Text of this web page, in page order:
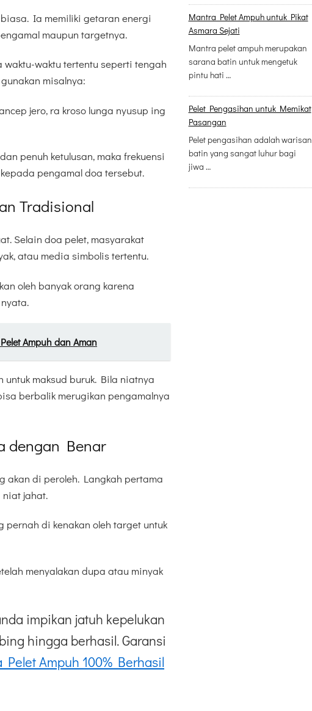
Ia memiliki getaran energi
maupun targetnya.
waktu tertentu seperti tengah
misalnya:
jero, ra kroso lunga nyusup ing
penuh ketulusan, maka frekuensi
pengamal doa tersebut.
Tradisional
Selain doa pelet, masyarakat
atau media simbolis tertentu.
oleh banyak orang karena
Ampuh dan Aman
untuk maksud buruk. Bila niatnya
berbalik merugikan pengamalnya
dengan Benar
akan di peroleh. Langkah pertama
jahat.
di kenakan oleh target untuk
menyalakan dupa atau minyak
impikan jatuh kepelukan
hingga berhasil. Garansi
Pelet Ampuh 100% Berhasil
Mantra Pelet Ampuh untuk Pikat
Asmara Sejati
Mantra pelet ampuh merupakan
sarana batin untuk mengetuk
pintu hati …
Pelet Pengasihan untuk Memikat
Pasangan
Pelet pengasihan adalah warisan
batin yang sangat luhur bagi
jiwa …